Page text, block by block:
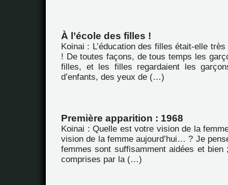
À l’école des filles !
Koinai : L’éducation des filles était-elle
! De toutes façons, de tous temps les
filles, et les filles regardaient les
d’enfants, des yeux de (…)
Première apparition : 1968
Koinai : Quelle est votre vision de la femme
vision de la femme aujourd’hui… ? Je
femmes sont suffisamment aidées et
comprises par la (…)